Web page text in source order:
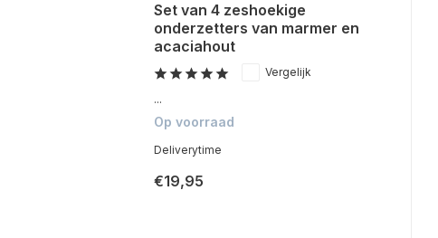
Set van 4 zeshoekige
onderzetters van marmer en
acaciahout
Vergelijk
...
Op voorraad
Deliverytime
€19,95